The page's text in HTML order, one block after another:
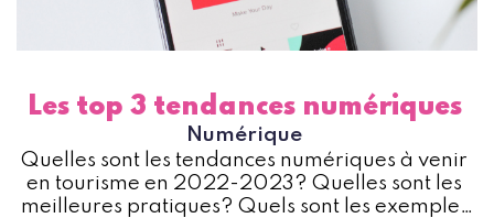
Les top 3 tendances numériques
Numérique
Quelles sont les tendances numériques à venir
en tourisme en 2022-2023? Quelles sont les
meilleures pratiques? Quels sont les exemples